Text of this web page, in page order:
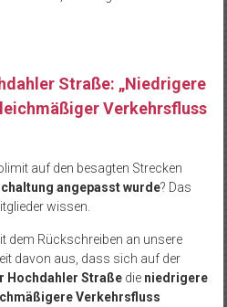
Straße: „Niedrigere
Verkehrsfluss
auf den besagten Strecken
angepasst wurde? Das
wissen.
dem Rückschreiben an unsere
davon aus, dass sich auf der
Hochdahler Straßedie niedrigere
Verkehrsfluss